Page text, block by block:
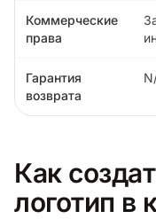
Коммерческие
права
Гарантия
возврата
Как
логотип в